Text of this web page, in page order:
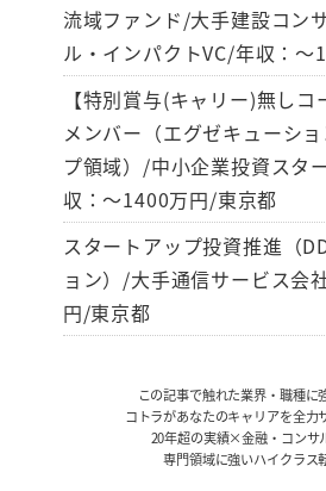
流域ファンド/大手建設コン
ル・インパクトVC/年収：
【特別賞与(キャリー)無し
メンバー（エグゼキューシ
プ領域）/中小企業投資スタ
収：～1400万円/東京都
スタートアップ投資推進（
ョン）/大手通信サービス会
円/東京都
この記事で触れた業界・職種に
コトラがあなたのキャリアを全力
20年超の実績×金融・コンサ
専門領域に強いハイクラス